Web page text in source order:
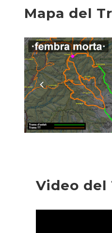
Mapa del
Video del